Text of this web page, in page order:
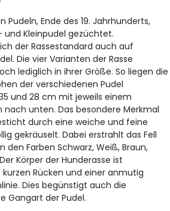
Pudeln, Ende des 19. Jahrhunderts,
Kleinpudel gezüchtet.
der Rassestandard auch auf
Die vier Varianten der Rasse
lediglich in ihrer Größe. So liegen die
der verschiedenen Pudel
und 28 cm mit jeweils einem
nach unten. Das besondere Merkmal
durch eine weiche und feine
gekräuselt. Dabei erstrahlt das Fell
den Farben Schwarz, Weiß, Braun,
Körper der Hunderasse ist
Rücken und einer anmutig
Dies begünstigt auch die
Gangart der Pudel.